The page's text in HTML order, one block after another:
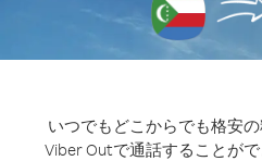
いつでもどこからでも格安
Viber Outで通話することがで